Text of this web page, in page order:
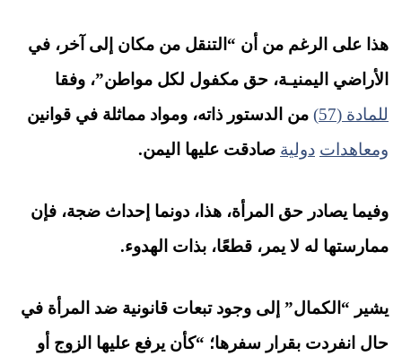
هذا على الرغم من أن “التنقل من مكان إلى آخر، في
الأراضي اليمنيـة، حق مكفول لكل مواطن”، وفقا
للمادة (57)
من الدستور ذاته، ومواد مماثلة في قوانين
ومعاهدات دولية صادقت عليها اليمن.
وفيما يصادر حق المرأة، هذا، دونما إحداث ضجة، فإن
ممارستها له لا يمر، قطعًا، بذات الهدوء.
يشير “الكمال” إلى وجود تبعات قانونية ضد المرأة في
حال انفردت بقرار سفرها؛ “كأن يرفع عليها الزوج أو